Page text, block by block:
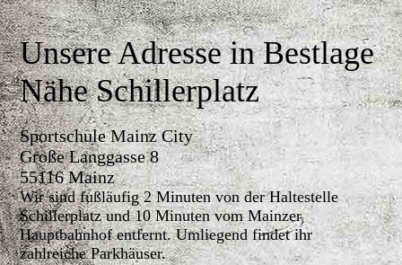
Unsere Adresse in Bestlage
Nähe Schillerplatz
Sportschule Mainz City
Große Langgasse 8
55116 Mainz
Wir sind fußläufig 2 Minuten von der Haltestelle
Schillerplatz und 10 Minuten vom Mainzer
Hauptbahnhof entfernt. Umliegend findet ihr
zahlreiche Parkhäuser.